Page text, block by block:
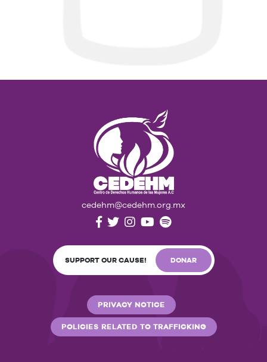
cedehm@cedehm.org.mx
SUPPORT OUR CAUSE! DONAR
PRIVACY NOTICE
POLICIES RELATED TO TRAFFICKING